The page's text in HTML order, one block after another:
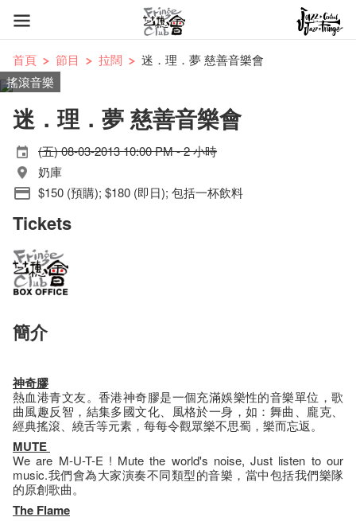
首頁 節目 拉闊
迷．理．夢 慈善音樂會
搖滾音樂
迷．理．夢 慈善音樂會
(五) 08-03-2013 10:00 PM - 2 小時
奶庫
$150 (預購); $180 (即日); 包括一杯飲料
Tickets
簡介
神奇膠
熱血港青文友。香港神奇膠是一個充滿娛樂性的音樂單位，歌
曲風趣反智，結集多國文化、風格於一身，如：舞曲、龐克、
經典搖滾、繞舌等元素，每每令觀眾樂不思蜀，樂而忘返。
MUTE
We are M-U-T-E ! Mute the world's noise, Just listen to our
music.我們會為大家演奏不同類型的音樂，當中包括我們樂隊
的原創歌曲。
The Flame